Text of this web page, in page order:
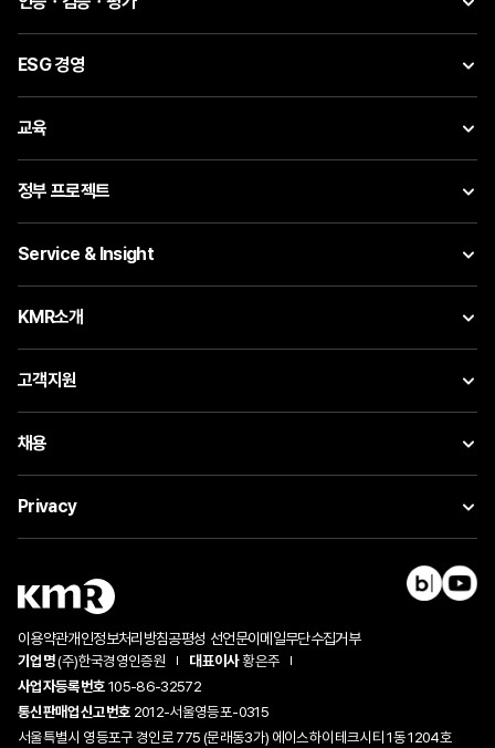
ESG 경영
교육
정부 프로젝트
Service & Insight
KMR소개
고객지원
채용
Privacy
이용약관개인정보처리방침공평성 선언문이메일무단수집거부
기업명(주)한국경영인증원 대표이사황은주
사업자등록번호105-86-32572
통신판매업신고번호 2012-서울영등포-0315
서울특별시 영등포구 경인로 775 (문래동3가) 에이스하이테크시티 1동 1204호